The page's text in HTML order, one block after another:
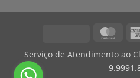
Serviço de Atendimento ao